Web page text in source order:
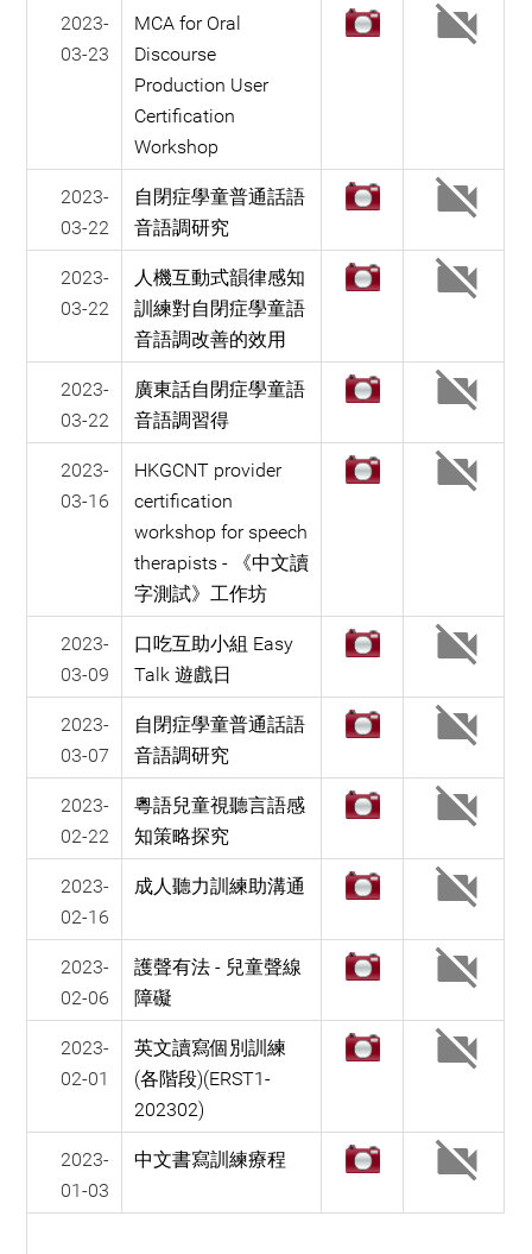
2023-
03-23
MCA for Oral
Discourse
Production User
Certification
Workshop
2023-
03-22
自閉症學童普通話語
音語調研究
2023-
03-22
人機互動式韻律感知
訓練對自閉症學童語
音語調改善的效用
2023-
03-22
廣東話自閉症學童語
音語調習得
2023-
03-16
HKGCNT provider
certification
workshop for speech
therapists - 《中文讀
字測試》工作坊
2023-
03-09
口吃互助小組 Easy
Talk 遊戲日
2023-
03-07
自閉症學童普通話語
音語調研究
2023-
02-22
粵語兒童視聽言語感
知策略探究
2023-
02-16
成人聽力訓練助溝通
2023-
02-06
護聲有法 - 兒童聲線
障礙
2023-
02-01
英文讀寫個別訓練
(各階段)(ERST1-
202302)
2023-
01-03
中文書寫訓練療程